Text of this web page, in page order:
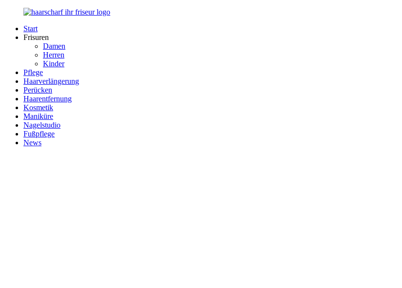
Zurück
Inhalt
Haarscharf
Händen
Start
Frisuren
Damen
Herren
Kinder
Pflege
Haarverlängerung
Perücken
Haarentfernung
Kosmetik
Maniküre
Nagelstudio
Fußpflege
News